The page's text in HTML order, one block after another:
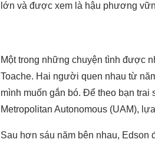
lớn và được xem là hậu phương
Một trong những chuyện tình được
Toache. Hai người quen nhau từ
mình muốn gắn bó. Để theo bạn
Metropolitan Autonomous (UAM),
Sau hơn sáu năm bên nhau, Edson